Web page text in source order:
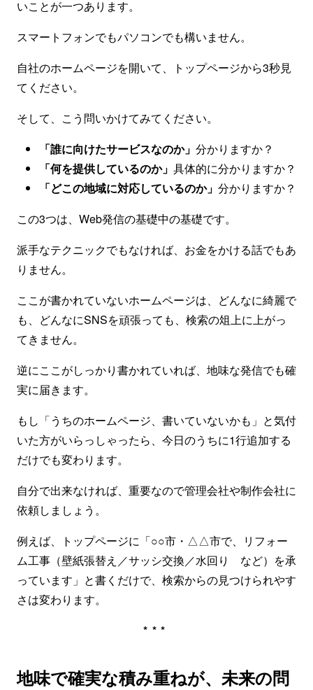
いことが一つあります。
スマートフォンでもパソコンでも構いません。
自社のホームページを開いて、トップページから3秒見
てください。
そして、こう問いかけてみてください。
「誰に向けたサービスなのか」 分かりますか？
「何を提供しているのか」 具体的に分かりますか？
「どこの地域に対応しているのか」 分かりますか？
この3つは、Web発信の基礎中の基礎です。
派手なテクニックでもなければ、お金をかける話でもあ
りません。
ここが書かれていないホームページは、どんなに綺麗で
も、どんなにSNSを頑張っても、検索の俎上に上がっ
てきません。
逆にここがしっかり書かれていれば、地味な発信でも確
実に届きます。
もし「うちのホームページ、書いていないかも」と気付
いた方がいらっしゃったら、今日のうちに1行追加する
だけでも変わります。
自分で出来なければ、重要なので管理会社や制作会社に
依頼しましょう。
例えば、トップページに「○○市・△△市で、リフォー
ム工事（壁紙張替え／サッシ交換／水回り など）を承
っています」と書くだけで、検索からの見つけられやす
さは変わります。
***
地味で確実な積み重ねが、未来の問